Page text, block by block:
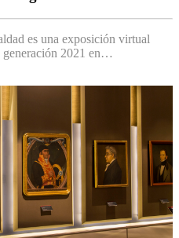
es una exposición virtual
generación 2021 en…